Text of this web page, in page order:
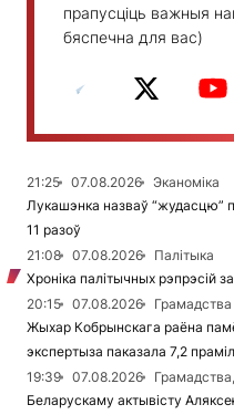
прапусціць важныя
бяспечна для вас)
21:25 07.08.2026
Эканоміка
Лукашэнка назваў “жудасцю”
11 разоў
21:08
07.08.2026
Палітыка
Хроніка палітычных рэпрэсій
20:15
07.08.2026
Грамадства
Жыхар Кобрынскага раёна
экспертыза паказала 7,2
19:39
07.08.2026
Беларускаму актывісту